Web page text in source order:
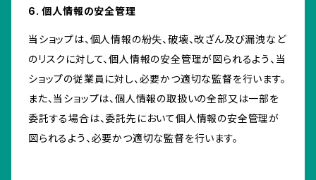
6. 個人情報の安全管理
当ショップは、個人情報の紛失、破壊、改ざん及び漏洩など
のリスクに対して、個人情報の安全管理が図られるよう、当
ショップの従業員に対し、必要かつ適切な監督を行います。
また、当ショップは、個人情報の取扱いの全部又は一部を
委託する場合は、委託先において個人情報の安全管理が
図られるよう、必要かつ適切な監督を行います。